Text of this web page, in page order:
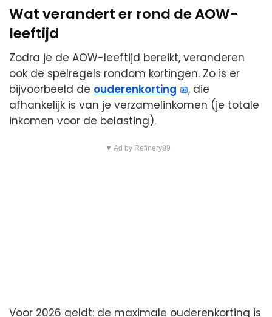
Wat verandert er rond de AOW-
leeftijd
Zodra je de AOW-leeftijd bereikt, veranderen
ook de spelregels rondom kortingen. Zo is er
bijvoorbeeld de ouderenkorting
, die
afhankelijk is van je verzamelinkomen (je totale
inkomen voor de belasting).
▼ Ad by Refinery89
Voor 2026 geldt: de maximale ouderenkorting is